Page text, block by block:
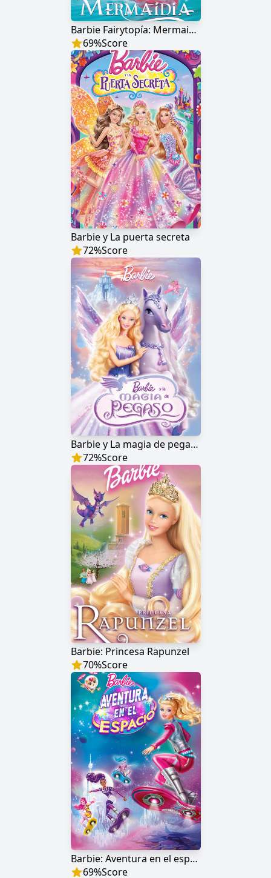
Barbie Fairytopía: Mermaidia
69%Score
Barbie y La puerta secreta
72%Score
Barbie y La magia de pegaso
72%Score
Barbie: Princesa Rapunzel
70%Score
Barbie: Aventura en el espacio
69%Score